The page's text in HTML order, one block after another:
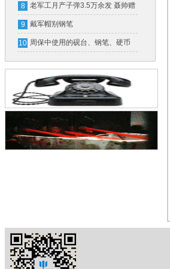
8 老军工月产子弹3.5万余发 聂帅赠
钢笔奖励
9 戴军帽别钢笔
10 周保中使用的砚台、钢笔、硬币
(图)